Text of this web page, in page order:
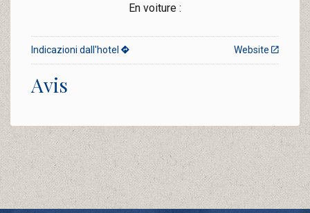
En voiture :
Website
Indicazioni dall'hotel
Avis